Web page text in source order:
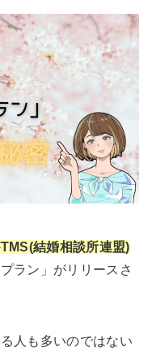
結婚相談所連盟)
ラン」がリリースさ
人も多いのではない